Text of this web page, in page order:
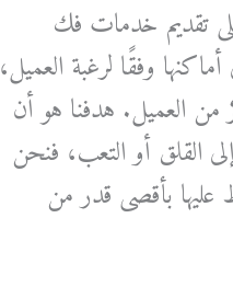
تقديم خدمات فك
وفقًا لرغبة العميل،
من العميل. هدفنا هو أن
القلق أو التعب، فنحن
عليها بأقصى قدر من